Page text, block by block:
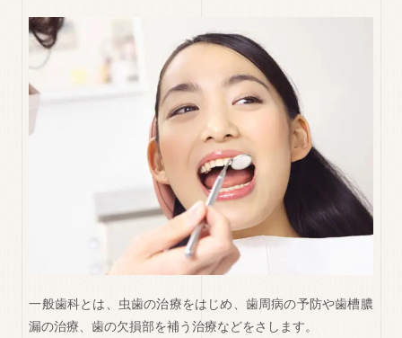
一般歯科とは、虫歯の治療をはじめ、歯周病の予防や歯槽膿
漏の治療、歯の欠損部を補う治療などをさします。